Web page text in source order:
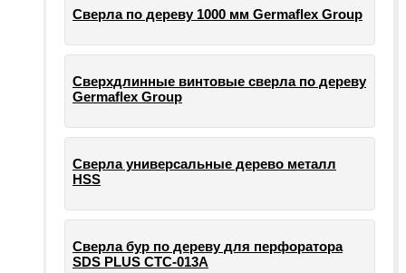
Сверла по дереву 1000 мм Germaflex Group
Сверхдлинные винтовые сверла по дереву
Germaflex Group
Сверла универсальные дерево металл
HSS
Cверла бур по дереву для перфоратора
SDS PLUS СТС-013А